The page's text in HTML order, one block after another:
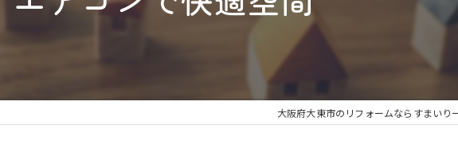
メンテナンス
住宅設備
大阪府大東市のリフォームならすまいり